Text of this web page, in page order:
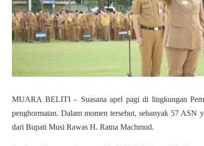
MUARA BELITI – Suasana apel pagi di lingkungan
penghormatan. Dalam momen tersebut, sebanyak 57 ASN
dari Bupati Musi Rawas H. Ratna Machmud.